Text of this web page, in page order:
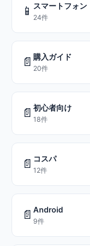
📱 スマートフォン
24件
📄 購入ガイド
20件
📄 初心者向け
18件
📄 コスパ
12件
📄 Android
9件